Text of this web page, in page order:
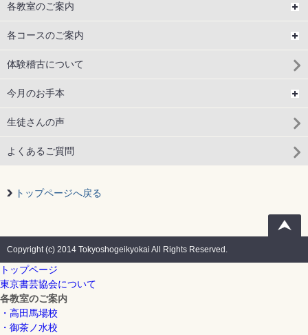
各教室のご案内
各コースのご案内
体験稽古について
今月のお手本
生徒さんの声
よくあるご質問
トップページへ戻る
Copyright (c) 2014 Tokyoshogeikyokai All Rights Reserved.
トップページ
東京書芸協会について
各教室のご案内
・高田馬場校
・御茶ノ水校